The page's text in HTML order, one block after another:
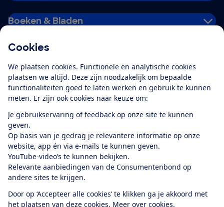
Cookies
We plaatsen cookies. Functionele en analytische cookies
plaatsen we altijd. Deze zijn noodzakelijk om bepaalde
functionaliteiten goed te laten werken en gebruik te kunnen
meten. Er zijn ook cookies naar keuze om:
Je gebruikservaring of feedback op onze site te kunnen
geven.
Op basis van je gedrag je relevantere informatie op onze
website, app én via e-mails te kunnen geven.
YouTube-video’s te kunnen bekijken.
Relevante aanbiedingen van de Consumentenbond op
andere sites te krijgen.
Door op ‘Accepteer alle cookies’ te klikken ga je akkoord met
het plaatsen van deze cookies. Meer over cookies.
Boeken & Bladen
Alles over de
app
Algemene Voorwaarden
Privacyverklaring
Cookiebeleid
Privacyvoorkeuren
Toegankelijkheid
RSS-feed nieuws
FacebookTwitterInstagram
YoutubeLinkedIn